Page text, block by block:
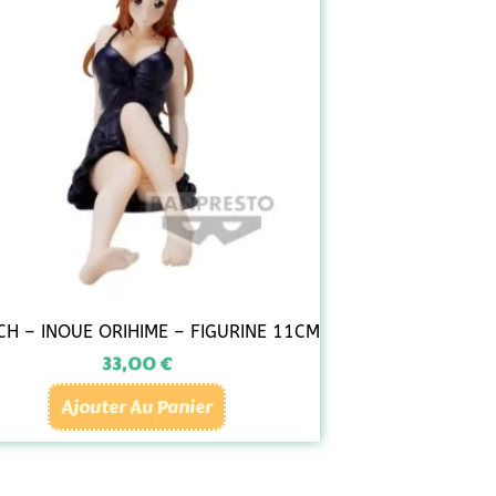
– INOUE ORIHIME – FIGURINE 11CM
33,00€
Ajouter Au Panier